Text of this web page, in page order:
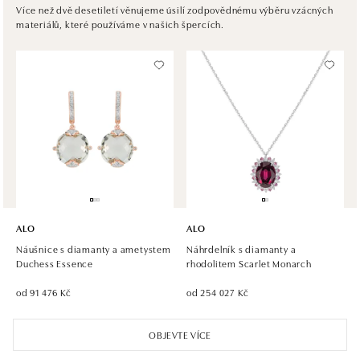
Ivanská cesta 16, 821 04 Bratislava
tel.: +421 917 090 372
Halada OC Aupark, Bratislava
Einsteinova 18, 851 01 Bratislava
tel.: +421 917 090 891
zítra otevřeno od 10:00
Více než dvě desetiletí věnujeme úsilí zodpovědnému výběru vzácných
materiálů, které používáme v našich špercích.
OBJEVTE VÍCE
ALO
Náušnice s diamanty a ametystem
Duchess Essence
od 91 476 Kč
ALO
Náhrdelník s diamanty a
rhodolitem Scarlet Monarch
od 254 027 Kč